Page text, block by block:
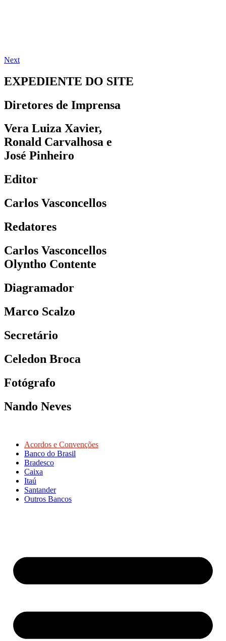
Next
EXPEDIENTE DO SITE
Diretores de Imprensa
Vera Luiza Xavier,
Ronald Carvalhosa e
José Pinheiro
Editor
Carlos Vasconcellos
Redatores
Carlos Vasconcellos
Olyntho Contente
Diagramador
Marco Scalzo
Secretário
Celedon Broca
Fotógrafo
Nando Neves
Acordos e Convenções
Banco do Brasil
Bradesco
Caixa
Itaú
Santander
Outros Bancos